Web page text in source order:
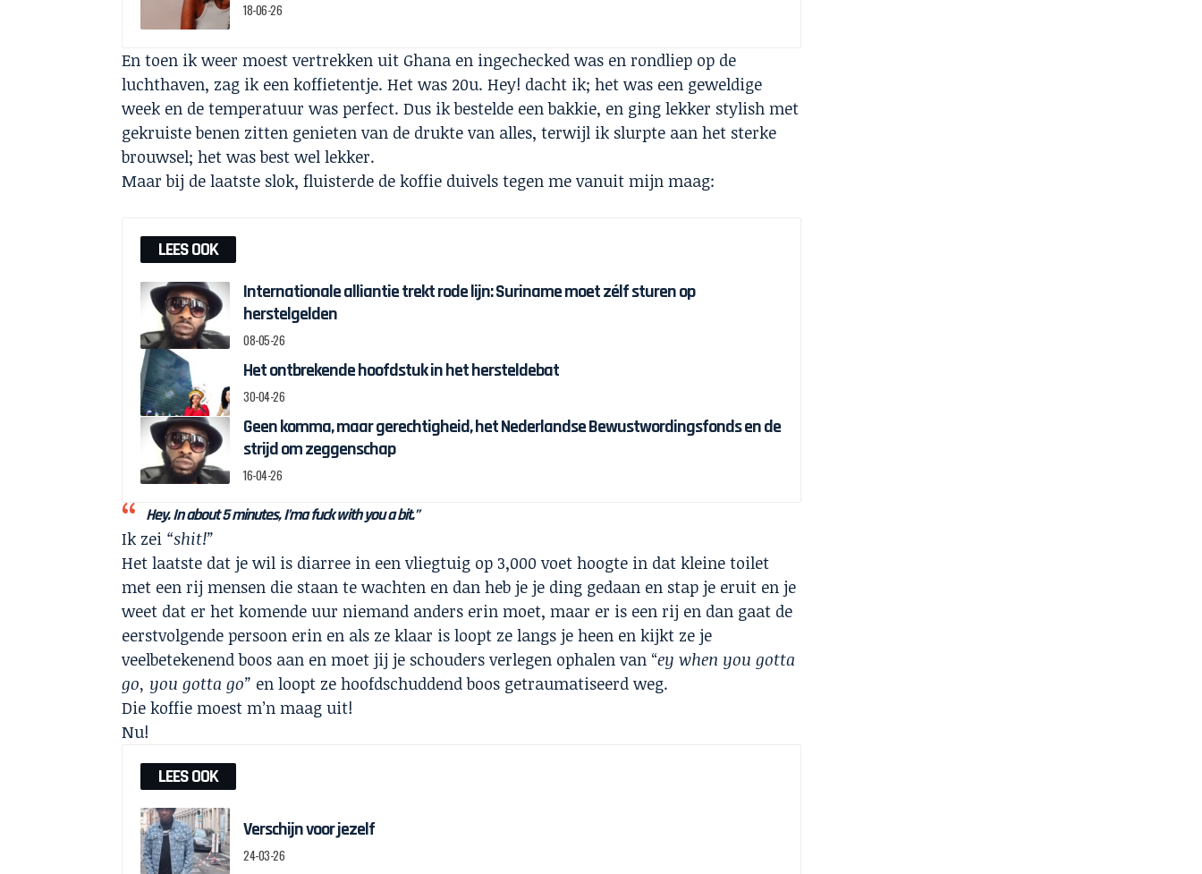
18-06-26
En toen ik weer moest vertrekken uit Ghana en ingechecked was en rondliep op de
luchthaven, zag ik een koffietentje. Het was 20u. Hey! dacht ik; het was een geweldige
week en de temperatuur was perfect. Dus ik bestelde een bakkie, en ging lekker stylish met
gekruiste benen zitten genieten van de drukte van alles, terwijl ik slurpte aan het sterke
brouwsel; het was best wel lekker.
Maar bij de laatste slok, fluisterde de koffie duivels tegen me vanuit mijn maag:
LEES OOK
Internationale alliantie trekt rode lijn: Suriname moet zélf sturen op
herstelgelden
08-05-26
Het ontbrekende hoofdstuk in het hersteldebat
30-04-26
Geen komma, maar gerechtigheid, het Nederlandse Bewustwordingsfonds en de
strijd om zeggenschap
16-04-26
Hey. In about 5 minutes, I’ma fuck with you a bit.”
Ik zei “shit!”
Het laatste dat je wil is diarree in een vliegtuig op 3,000 voet hoogte in dat kleine toilet
met een rij mensen die staan te wachten en dan heb je je ding gedaan en stap je eruit en je
weet dat er het komende uur niemand anders erin moet, maar er is een rij en dan gaat de
eerstvolgende persoon erin en als ze klaar is loopt ze langs je heen en kijkt ze je
veelbetekenend boos aan en moet jij je schouders verlegen ophalen van “ey when you gotta
go, you gotta go” en loopt ze hoofdschuddend boos getraumatiseerd weg.
Die koffie moest m’n maag uit!
Nu!
LEES OOK
Verschijn voor jezelf
24-03-26